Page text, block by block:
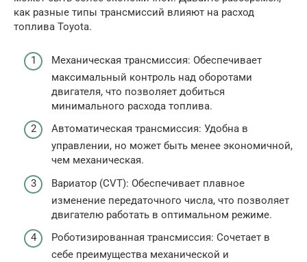
как разные типы трансмиссий влияют на расход
топлива Toyota.
Механическая трансмиссия: Обеспечивает
максимальный контроль над оборотами
двигателя, что позволяет добиться
минимального расхода топлива.
Автоматическая трансмиссия: Удобна в
управлении, но может быть менее экономичной,
чем механическая.
Вариатор (CVT): Обеспечивает плавное
изменение передаточного числа, что позволяет
двигателю работать в оптимальном режиме.
Роботизированная трансмиссия: Сочетает в
себе преимущества механической и